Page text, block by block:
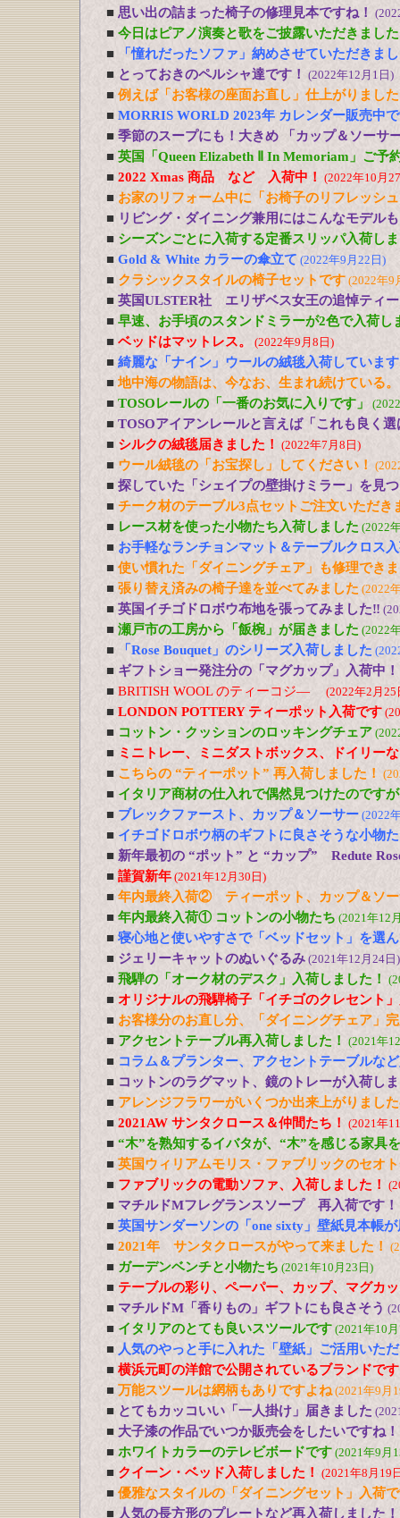
■ 思い出の詰まった椅子の修理見本ですね！
■ 今日はピアノ演奏と歌をご披露いただきまし
■
「憧れだったソファ」納めさせていただきま
■ とっておきのペルシャ達です！ (2022年12月1日)
■ 例えば「お客様の座面お直し」仕上がりました
■ MORRIS WORLD 2023年 カレンダー販売中
■ 季節のスープにも！大きめ 「カップ＆ソーサ
■ 英国「Queen Elizabeth Ⅱ In Memoriam」ご予
■ 2022 Xmas 商品 など 入荷中！ (2022年10月
■ お家のリフォーム中に「お椅子のリフレッシ
■ リビング・ダイニング兼用にはこんなモデルも
■ シーズンごとに入荷する定番スリッパ入荷し
■ Gold & White カラーの傘立て (2022年9月22日)
■ クラシックスタイルの椅子セットです (2022年9
■ 英国ULSTER社 エリザベス女王の追悼ティ
■ 早速、お手頃のスタンドミラーが2色で入荷し
■ ベッドはマットレス。 (2022年9月8日)
■ 綺麗な「ナイン」ウールの絨毯入荷しています
■ 地中海の物語は、今なお、生まれ続けている
■ TOSOレールの「一番のお気に入りです」
■ TOSOアイアンレールと言えば「これも良く
■ シルクの絨毯届きました！ (2022年7月8日)
■ ウール絨毯の「お宝探し」してください！
■ 探していた「シェイプの壁掛けミラー」を見
■ チーク材のテーブル3点セットご注文いただき
■ レース材を使った小物たち入荷しました (2022
■ お手軽なランチョンマット＆テーブルクロス
■ 使い慣れた「ダイニングチェア」も修理でき
■ 張り替え済みの椅子達を並べてみました (2022
■ 英国イチゴドロボウ布地を張ってみました‼
■ 瀬戸市の工房から「飯椀」が届きました (2022
■ 「Rose Bouquet」のシリーズ入荷しました
■ ギフトショー発注分の「マグカップ」入荷中！
■ BRITISH WOOL のティーコジ― (2022年2月25
■ LONDON POTTERY ティーポット入荷です
■ コットン・クッションのロッキングチェア
■ ミニトレー、ミニダストボックス、ドイリー
■ こちらの “ティーポット” 再入荷しました！
■ イタリア商材の仕入れで偶然見つけたのです
■ ブレックファースト、カップ＆ソーサー (2022
■ イチゴドロボウ柄のギフトに良さそうな小物
■ 新年最初の “ポット” と “カップ” Redute
■ 謹賀新年 (2021年12月30日)
■ 年内最終入荷② ティーポット、カップ＆ソー
■ 年内最終入荷① コットンの小物たち (2021年12
■ 寝心地と使いやすさで「ベッドセット」を選
■ ジェリーキャットのぬいぐるみ (2021年12月24日)
■ 飛騨の「オーク材のデスク」入荷しました！
■ オリジナルの飛騨椅子「イチゴのクレセント
■ お客様分のお直し分、「ダイニングチェア」
■ アクセントテーブル再入荷しました！ (2021年
■ コラム＆プランター、アクセントテーブルな
■ コットンのラグマット、鏡のトレーが入荷し
■ アレンジフラワーがいくつか出来上がりまし
■ 2021AW サンタクロース＆仲間たち！ (2021年
■ “木”を熟知するイバタが、“木”を感じる家具
■ 英国ウィリアムモリス・ファブリックのセオ
■ ファブリックの電動ソファ、入荷しました！
■ マチルドMフレグランスソープ 再入荷です！
■ 英国サンダーソンの「one sixty」壁紙見本帳
■ 2021年 サンタクロースがやって来ました！
■ ガーデンベンチと小物たち (2021年10月23日)
■ テーブルの彩り、ペーパー、カップ、マグカ
■ マチルドM「香りもの」ギフトにも良さそう
■ イタリアのとても良いスツールです (2021年10
■ 人気のやっと手に入れた「壁紙」ご活用いた
■ 横浜元町の洋館で公開されているブランドで
■ 万能スツールは網柄もありですよね(2021年9月
■ とてもカッコいい「一人掛け」届きました
■ 大子漆の作品でいつか販売会をしたいですね！
■ ホワイトカラーのテレビボードです (2021年9月
■ クイーン・ベッド入荷しました！ (2021年8月19
■ 優雅なスタイルの「ダイニングセット」入荷
■ 人気の長方形のプレートなど再入荷しました！